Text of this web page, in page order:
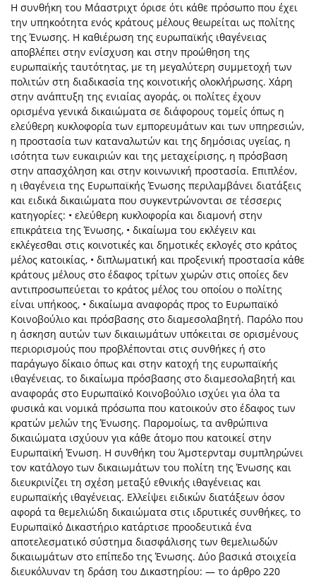
Η συνθήκη του Μάαστριχτ όρισε ότι κάθε πρόσωπο που έχει
την υπηκοότητα ενός κράτους μέλους θεωρείται ως πολίτης
της Ένωσης. Η καθιέρωση της ευρωπαϊκής ιθαγένειας
αποβλέπει στην ενίσχυση και στην προώθηση της
ευρωπαϊκής ταυτότητας, με τη μεγαλύτερη συμμετοχή των
πολιτών στη διαδικασία της κοινοτικής ολοκλήρωσης. Χάρη
στην ανάπτυξη της ενιαίας αγοράς, οι πολίτες έχουν
ορισμένα γενικά δικαιώματα σε διάφορους τομείς όπως η
ελεύθερη κυκλοφορία των εμπορευμάτων και των υπηρεσιών,
η προστασία των καταναλωτών και της δημόσιας υγείας, η
ισότητα των ευκαιριών και της μεταχείρισης, η πρόσβαση
στην απασχόληση και στην κοινωνική προστασία. Επιπλέον,
η ιθαγένεια της Ευρωπαϊκής Ένωσης περιλαμβάνει διατάξεις
και ειδικά δικαιώματα που συγκεντρώνονται σε τέσσερις
κατηγορίες: • ελεύθερη κυκλοφορία και διαμονή στην
επικράτεια της Ένωσης, • δικαίωμα του εκλέγειν και
εκλέγεσθαι στις κοινοτικές και δημοτικές εκλογές στο κράτος
μέλος κατοικίας, • διπλωματική και προξενική προστασία κάθε
κράτους μέλους στο έδαφος τρίτων χωρών στις οποίες δεν
αντιπροσωπεύεται το κράτος μέλος του οποίου ο πολίτης
είναι υπήκοος, • δικαίωμα αναφοράς προς το Ευρωπαϊκό
Κοινοβούλιο και πρόσβασης στο διαμεσολαβητή. Παρόλο που
η άσκηση αυτών των δικαιωμάτων υπόκειται σε ορισμένους
περιορισμούς που προβλέπονται στις συνθήκες ή στο
παράγωγο δίκαιο όπως και στην κατοχή της ευρωπαϊκής
ιθαγένειας, το δικαίωμα πρόσβασης στο διαμεσολαβητή και
αναφοράς στο Ευρωπαϊκό Κοινοβούλιο ισχύει για όλα τα
φυσικά και νομικά πρόσωπα που κατοικούν στο έδαφος των
κρατών μελών της Ένωσης. Παρομοίως, τα ανθρώπινα
δικαιώματα ισχύουν για κάθε άτομο που κατοικεί στην
Ευρωπαϊκή Ένωση. Η συνθήκη του Άμστερνταμ συμπληρώνει
τον κατάλογο των δικαιωμάτων του πολίτη της Ένωσης και
διευκρινίζει τη σχέση μεταξύ εθνικής ιθαγένειας και
ευρωπαϊκής ιθαγένειας. Ελλείψει ειδικών διατάξεων όσον
αφορά τα θεμελιώδη δικαιώματα στις ιδρυτικές συνθήκες, το
Ευρωπαϊκό Δικαστήριο κατάρτισε προοδευτικά ένα
αποτελεσματικό σύστημα διασφάλισης των θεμελιωδών
δικαιωμάτων στο επίπεδο της Ένωσης. Δύο βασικά στοιχεία
διευκόλυναν τη δράση του Δικαστηρίου: — το άρθρο 220